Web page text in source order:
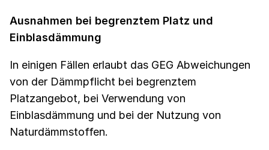
Ausnahmen bei begrenztem Platz und
Einblasdämmung
In einigen Fällen erlaubt das GEG Abweichungen
von der Dämmpflicht bei begrenztem
Platzangebot, bei Verwendung von
Einblasdämmung und bei der Nutzung von
Naturdämmstoffen.